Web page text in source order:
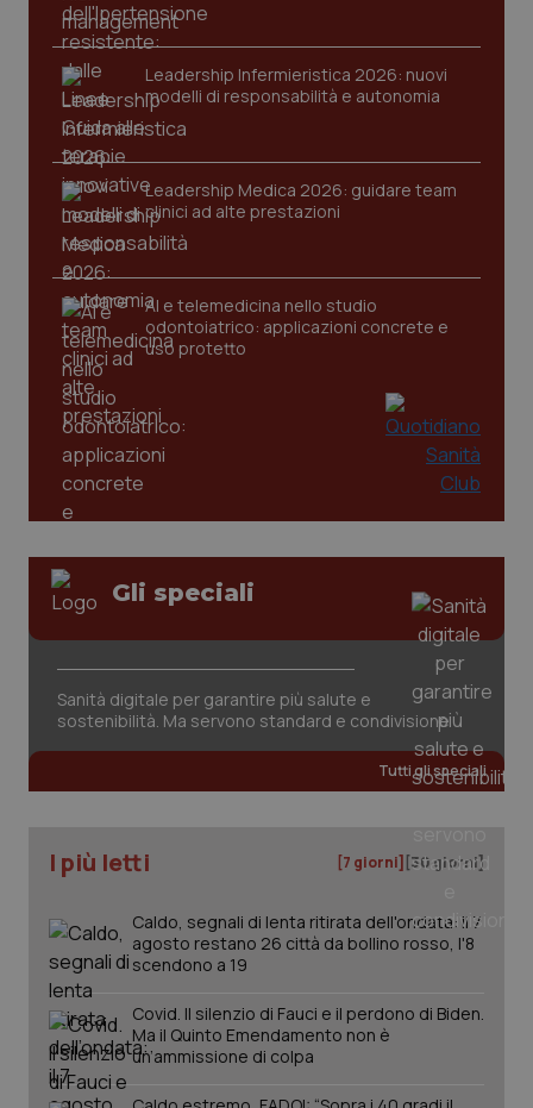
Leadership Infermieristica 2026: nuovi
modelli di responsabilità e autonomia
Leadership Medica 2026: guidare team
clinici ad alte prestazioni
AI e telemedicina nello studio
odontoiatrico: applicazioni concrete e
uso protetto
Gli speciali
Sanità digitale per garantire più salute e
sostenibilità. Ma servono standard e condivisione
Tutti gli speciali
I più letti [7 giorni] [30 giorni]
Caldo, segnali di lenta ritirata dell'ondata: il 7
agosto restano 26 città da bollino rosso, l'8
scendono a 19
Covid. Il silenzio di Fauci e il perdono di Biden.
Ma il Quinto Emendamento non è
un’ammissione di colpa
VISITOR_PRIVACY_METADATA
.youtube.com
CookieScriptConsent
CookieScript
www.quotidianosanita.it
tracking-sites-ironfish-
www.quotidianosanita.it
2
tracking-sites-ironfish-
session-id
www.quotidianosanita.it
.quotidianosanita.it